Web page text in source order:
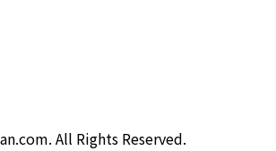
All Rights Reserved.